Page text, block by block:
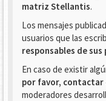
matriz Stellantis.
Los mensajes
usuarios que las
responsables de sus
En caso de existir
por favor, contactar
moderadores